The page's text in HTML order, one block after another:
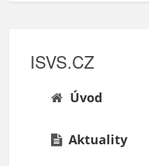
ISVS.CZ
Úvod
Aktuality